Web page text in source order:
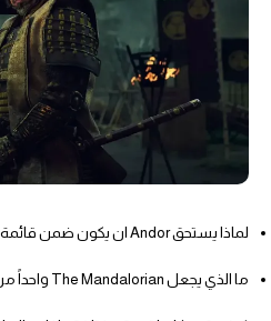
لماذا يستحق Andor ان يكون ضمن قائمة افضل الاعمال؟
ما الذي يجعل The Mandalorian واحداً من انجح عروض Disney Plus؟